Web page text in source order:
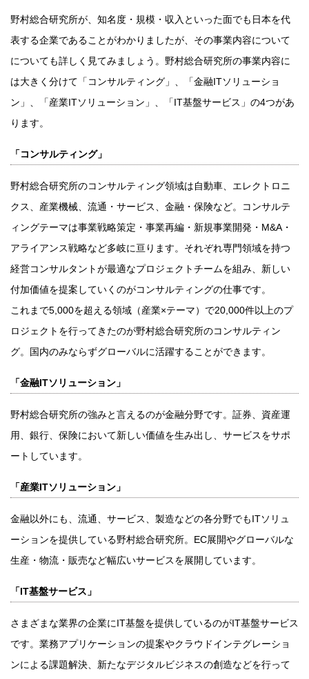
野村総合研究所が、知名度・規模・収入といった面でも日本を代
表する企業であることがわかりましたが、その事業内容について
についても詳しく見てみましょう。野村総合研究所の事業内容に
は大きく分けて「コンサルティング」、「金融ITソリューショ
ン」、「産業ITソリューション」、「IT基盤サービス」の4つがあ
ります。
「コンサルティング」
野村総合研究所のコンサルティング領域は自動車、エレクトロニ
クス、産業機械、流通・サービス、金融・保険など。コンサルテ
ィングテーマは事業戦略策定・事業再編・新規事業開発・M&A・
アライアンス戦略など多岐に亘ります。それぞれ専門領域を持つ
経営コンサルタントが最適なプロジェクトチームを組み、新しい
付加価値を提案していくのがコンサルティングの仕事です。
これまで5,000を超える領域（産業×テーマ）で20,000件以上のプ
ロジェクトを行ってきたのが野村総合研究所のコンサルティン
グ。国内のみならずグローバルに活躍することができます。
「金融ITソリューション」
野村総合研究所の強みと言えるのが金融分野です。証券、資産運
用、銀行、保険において新しい価値を生み出し、サービスをサポ
ートしています。
「産業ITソリューション」
金融以外にも、流通、サービス、製造などの各分野でもITソリュ
ーションを提供している野村総合研究所。EC展開やグローバルな
生産・物流・販売など幅広いサービスを展開しています。
「IT基盤サービス」
さまざまな業界の企業にIT基盤を提供しているのがIT基盤サービス
です。業務アプリケーションの提案やクラウドインテグレーショ
ンによる課題解決、新たなデジタルビジネスの創造などを行って